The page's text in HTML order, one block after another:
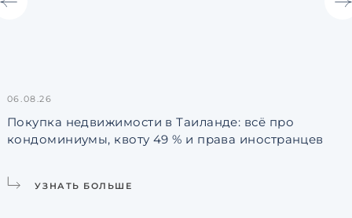
06.08.26
Покупка недвижимости в Таиланде: всё про
кондоминиумы, квоту 49 % и права иностранцев
УЗНАТЬ БОЛЬШЕ